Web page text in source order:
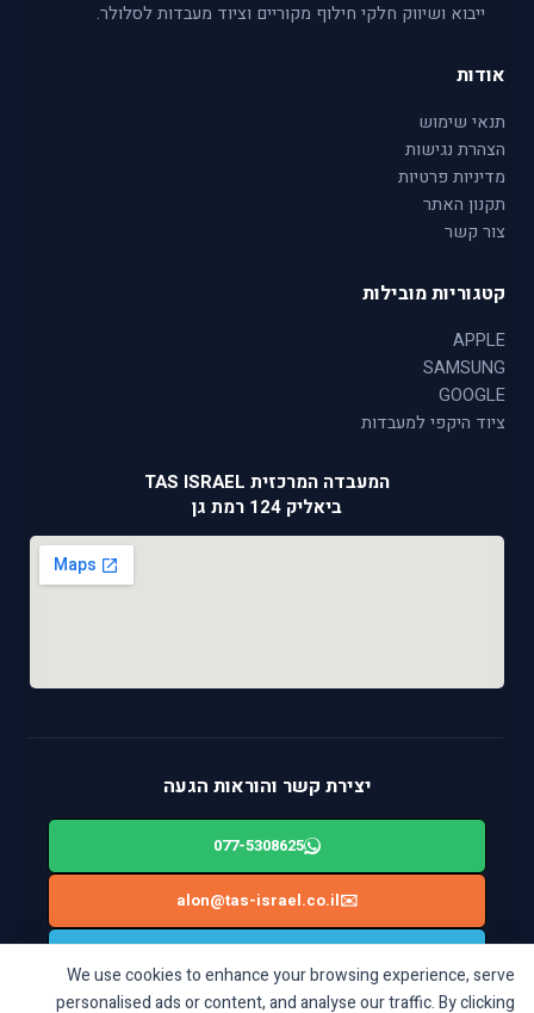
We use cookies to enhance your browsing experience, serve
personalised ads or content, and analyse our traffic. By clicking
ייבוא ושיווק חלקי חילוף מקוריים וציוד מעבדות לסלולר.
אודות
תנאי שימוש
הצהרת נגישות
מדיניות פרטיות
תקנון האתר
צור קשר
קטגוריות מובילות
APPLE
SAMSUNG
GOOGLE
ציוד היקפי למעבדות
המעבדה המרכזית TAS ISRAEL
ביאליק 124 רמת גן
יצירת קשר והוראות הגעה
077-5308625
✉️
alon@tas-israel.co.il